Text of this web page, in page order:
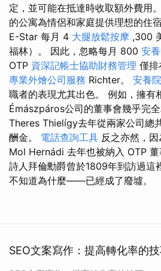
定，並可能在抵達時收取額外費用
的公寓為情侶和家庭提供理想的住
E-Star 每月 4 大腿放鬆按摩 ,300
福林）。 因此，忽略每月 800 安
OTP 資深記帳士協助財務管理 僅
專業外燴公司服務 Richter。 安養
職者的表現尤其出色。 例如，擁有
Émászpáros公司的董事會幾乎完
Theres Thielígy去年從兩家公司總
酬金。 電話查詢工具 反之亦然，
Mol Hernádi 去年也被納入 OTP
詩人拜倫勳爵曾於1809年到訪過
不知道為什麼——已經成了廢墟。
SEO文案寫作：提高轉化率的